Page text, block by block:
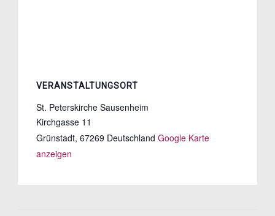
VERANSTALTUNGSORT
St. Peterskirche Sausenheim
Kirchgasse 11
Grünstadt, 67269 Deutschland Google Karte
anzeigen